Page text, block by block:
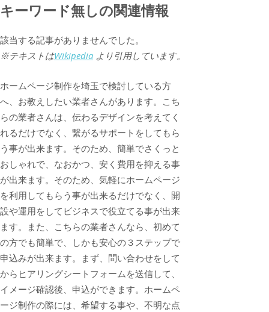
キーワード無しの関連情報
該当する記事がありませんでした。
※テキストはWikipedia より引用しています。
ホームページ制作を埼玉で検討している方
へ、お教えしたい業者さんがあります。こち
らの業者さんは、伝わるデザインを考えてく
れるだけでなく、繋がるサポートをしてもら
う事が出来ます。そのため、簡単でさくっと
おしゃれで、なおかつ、安く費用を抑える事
が出来ます。そのため、気軽にホームページ
を利用してもらう事が出来るだけでなく、開
設や運用をしてビジネスで役立てる事が出来
ます。また、こちらの業者さんなら、初めて
の方でも簡単で、しかも安心の３ステップで
申込みが出来ます。まず、問い合わせをして
からヒアリングシートフォームを送信して、
イメージ確認後、申込ができます。ホームペ
ージ制作の際には、希望する事や、不明な点